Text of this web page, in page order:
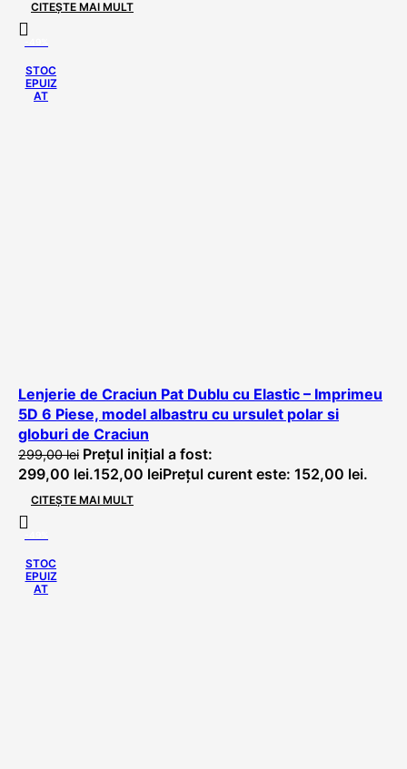
CITEȘTE MAI MULT
STOC
EPUIZ
AT
Lenjerie de Craciun Pat Dublu cu Elastic – Imprimeu
5D 6 Piese, model albastru cu ursulet polar si
globuri de Craciun
299,00lei Prețul inițial a fost:
299,00 lei.152,00 leiPrețul curent este: 152,00 lei.
CITEȘTE MAI MULT
STOC
EPUIZ
AT